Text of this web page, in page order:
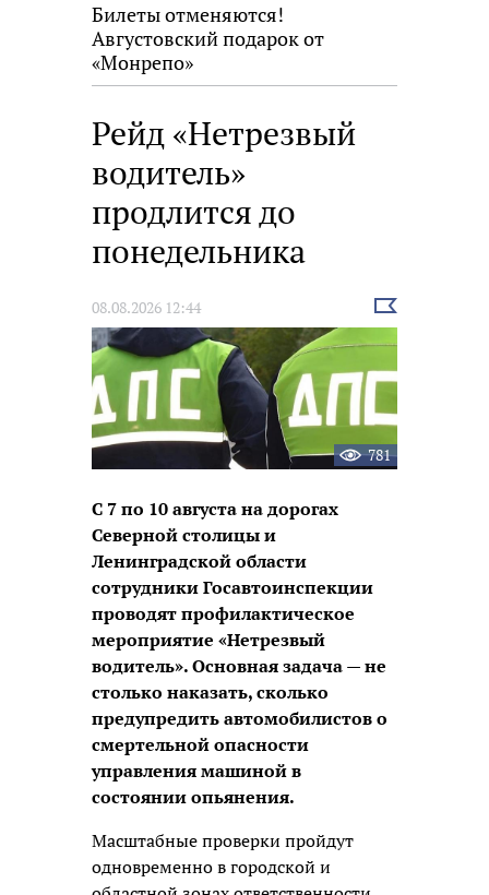
Билеты отменяются!
Августовский подарок от
«Монрепо»
Рейд «Нетрезвый
водитель»
продлится до
понедельника
08.08.2026 12:44
Выбрать
новость
781
С 7 по 10 августа на дорогах
Северной столицы и
Ленинградской области
сотрудники Госавтоинспекции
проводят профилактическое
мероприятие «Нетрезвый
водитель». Основная задача — не
столько наказать, сколько
предупредить автомобилистов о
смертельной опасности
управления машиной в
состоянии опьянения.
Масштабные проверки пройдут
одновременно в городской и